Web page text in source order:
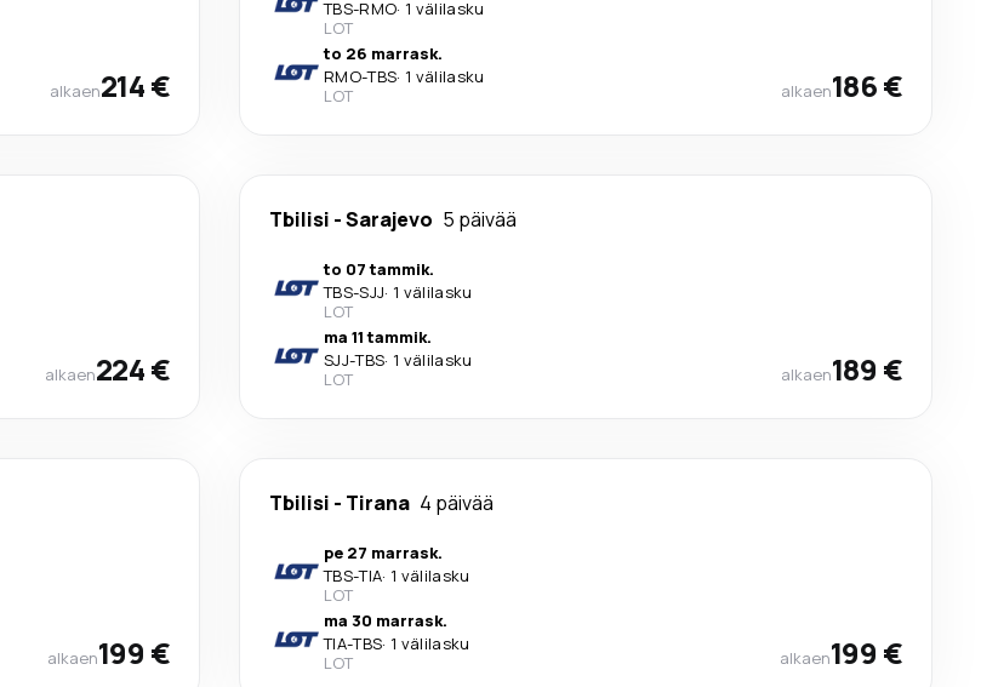
alkaen214 €
TBS-RMO· 1 välilasku
LOT
to 26 marrask.
RMO-TBS· 1 välilasku
LOT
alkaen186 €
alkaen224 €
Tbilisi -Sarajevo 5 päivää
to 07 tammik.
TBS-SJJ· 1 välilasku
LOT
ma 11 tammik.
SJJ-TBS· 1 välilasku
LOT
alkaen189 €
alkaen199 €
Tbilisi - Tirana 4 päivää
pe 27 marrask.
TBS-TIA· 1 välilasku
LOT
ma 30 marrask.
TIA-TBS· 1 välilasku
LOT
alkaen199 €